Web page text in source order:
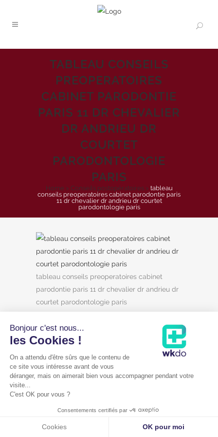
TABLEAU CONSEILS
PREOPERATOIRES
CABINET PARODONTIE
PARIS 11 DR CHEVALIER
DR ANDRIEU DR
COURTET
PARODONTOLOGIE
PARIS
Home > Conseils postopératoires> tableau
conseils preoperatoires cabinet parodontie paris
11 dr chevalier dr andrieu dr courtet
parodontologie paris
tableau conseils preoperatoires cabinet
parodontie paris 11 dr chevalier dr andrieu dr
courtet parodontologie paris
Copyright Cabinet parodontie Paris 11 - Dr Grégoire Chevalier |
Bonjour c'est nous...
les Cookies !
On a attendu d'être sûrs que le contenu de
ce site vous intéresse avant de vous
déranger, mais on aimerait bien vous accompagner pendant votre
visite...
C'est OK pour vous ?
Consentements certifiés par
Cookies OK pour moi